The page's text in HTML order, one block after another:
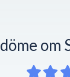
om